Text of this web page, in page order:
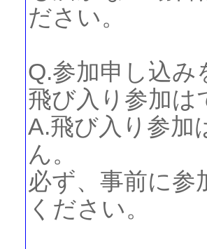
ださい。
Q.参加申し込
飛び入り参加は
A.飛び入り参加
ん。
必ず、事前に参
ください。